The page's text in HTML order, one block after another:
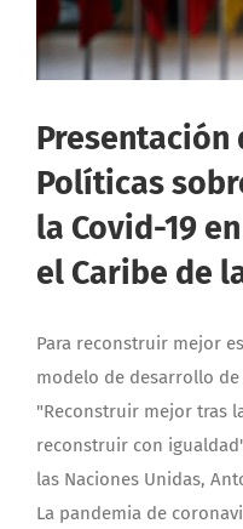
Presentación
Políticas
la Covid-19
el Caribe de
Para reconstruir mejor
modelo de desarrollo de
"Reconstruir mejor tras
reconstruir con
las Naciones Unidas,
La pandemia de